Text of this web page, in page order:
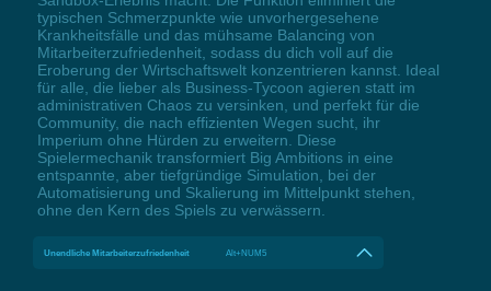
typischen Schmerzpunkte wie unvorhergesehene
Krankheitsfälle und das mühsame Balancing von
Mitarbeiterzufriedenheit, sodass du dich voll auf die
Eroberung der Wirtschaftswelt konzentrieren kannst. Ideal
für alle, die lieber als Business-Tycoon agieren statt im
administrativen Chaos zu versinken, und perfekt für die
Community, die nach effizienten Wegen sucht, ihr
Imperium ohne Hürden zu erweitern. Diese
Spielermechanik transformiert Big Ambitions in eine
entspannte, aber tiefgründige Simulation, bei der
Automatisierung und Skalierung im Mittelpunkt stehen,
ohne den Kern des Spiels zu verwässern.
Unendliche Mitarbeiterzufriedenheit Alt+NUM5